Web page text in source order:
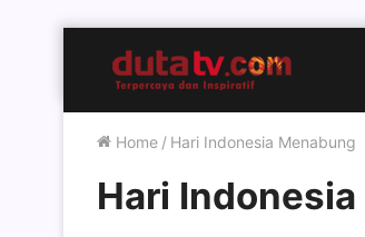
Home / Hari Indonesia Menabung
Hari